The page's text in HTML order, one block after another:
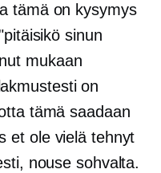
tämä on kysymys
sinun
mukaan
on
tämä saadaan
et ole vielä tehnyt
nouse sohvalta.